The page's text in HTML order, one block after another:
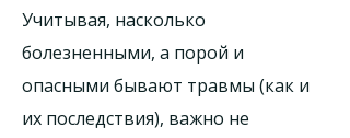
Учитывая, насколько
болезненными, а порой и
опасными бывают травмы (как и
их последствия), важно не